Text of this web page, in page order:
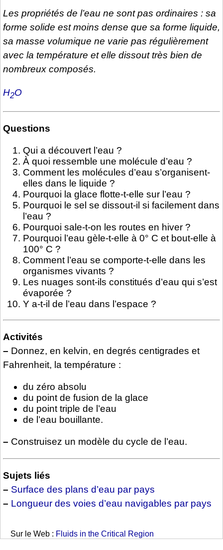
Les propriétés de l’eau ne sont pas ordinaires : sa
forme solide est moins dense que sa forme liquide,
sa masse volumique ne varie pas régulièrement
avec la température et elle dissout très bien de
nombreux composés.
H2O
Questions
Qui a découvert l’eau ?
À quoi ressemble une molécule d’eau ?
Comment les molécules d’eau s’organisent-
elles dans le liquide ?
Pourquoi la glace flotte-t-elle sur l’eau ?
Pourquoi le sel se dissout-il si facilement dans
l’eau ?
Pourquoi sale-t-on les routes en hiver ?
Pourquoi l’eau gèle-t-elle à 0° C et bout-elle à
100° C ?
Comment l’eau se comporte-t-elle dans les
organismes vivants ?
Les nuages sont-ils constitués d’eau qui s’est
évaporée ?
Y a-t-il de l’eau dans l’espace ?
Activités
– Donnez, en kelvin, en degrés centigrades et
Fahrenheit, la température :
du zéro absolu
du point de fusion de la glace
du point triple de l’eau
de l’eau bouillante.
– Construisez un modèle du cycle de l’eau.
Sujets liés
– Surface des plans d’eau par pays
– Longueur des voies d’eau navigables par pays
Sur le Web : Fluids in the Critical Region